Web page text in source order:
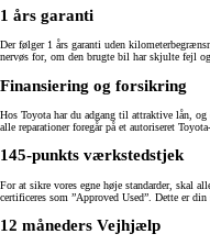
1 års garanti
Der følger 1 års garanti uden
nervøs for, om den brugte bil har skjulte fejl
Finansiering og forsikring
Hos Toyota har du adgang til attraktive lån,
alle reparationer foregår på et autoriseret
145-punkts værkstedstjek
For at sikre vores egne høje standarder, skal
certificeres som ”Approved Used”. Dette er
12 måneders Vejhjælp